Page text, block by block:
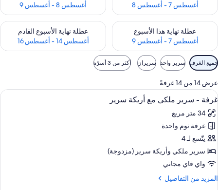
أغسطس 7 - أغسطس 8
أغسطس 8 - أغسطس 9
عطلة نهاية هذا الأسبوع
أغسطس 7 - أغسطس 9
تحقق من مدى التوفر لعطلة نهاية هذا الأسبوع للفترة أغسطس 7 - أغسطس 9
عطلة نهاية الأسبوع القادم
أغسطس 14 - أغسطس 16
تحقق من مدى التوفر لعطلة نهاية
عوامل
التصفية
المتاحة
للغرف
جميع الغرف سرير واحد سريران أكثر من 3 أسرّة
عرض 14 من 14 غرفةً
استعراض
جميع
صور
غرفة
-
سرير
ملكي
مع
أريكة
خزنة داخل الغرفة ومكتب ومساحة عمل
5
غرفة - سرير ملكي مع أريكة سرير
34 متر مربع
غرفة نوم واحدة
يتّسع لـ 4
سرير ملكي‫‬ وأريكة سرير (مزدوجة)
واي فاي مجاني
المزيد من التفاصيل
المزيد